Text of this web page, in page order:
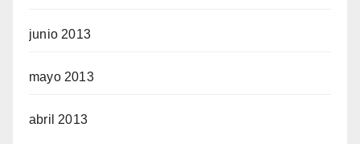
junio 2013
mayo 2013
abril 2013